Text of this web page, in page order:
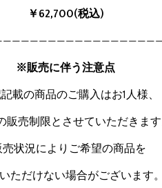
￥62,700(税込)
※販売に伴う注意点
載の商品のご購入はお1人様、
販売制限とさせていただきます
売状況によりご希望の商品を
ただけない場合がございます。